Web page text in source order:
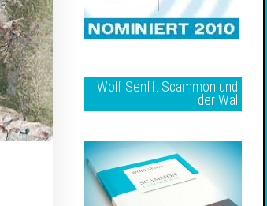
Wolf Senff: Scammon und
der Wal